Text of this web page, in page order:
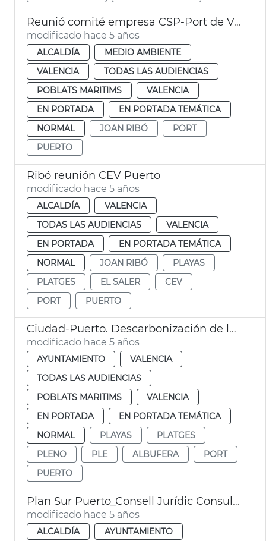
Reunió comité empresa CSP-Port de València
modificado hace 5 años
ALCALDÍA
MEDIO AMBIENTE
VALENCIA
TODAS LAS AUDIENCIAS
POBLATS MARITIMS
VALENCIA
EN PORTADA
EN PORTADA TEMÁTICA
NORMAL
JOAN RIBÓ
PORT
PUERTO
Ribó reunión CEV Puerto
modificado hace 5 años
ALCALDÍA
VALENCIA
TODAS LAS AUDIENCIAS
VALENCIA
EN PORTADA
EN PORTADA TEMÁTICA
NORMAL
JOAN RIBÓ
PLAYAS
PLATGES
EL SALER
CEV
PORT
PUERTO
Ciudad-Puerto. Descarbonización de la ciudad
modificado hace 5 años
AYUNTAMIENTO
VALENCIA
TODAS LAS AUDIENCIAS
POBLATS MARITIMS
VALENCIA
EN PORTADA
EN PORTADA TEMÁTICA
NORMAL
PLAYAS
PLATGES
PLENO
PLE ALBUFERA
PORT
PUERTO
Plan Sur Puerto_Consell Jurídic Consultiu
modificado hace 5 años
ALCALDÍA
AYUNTAMIENTO